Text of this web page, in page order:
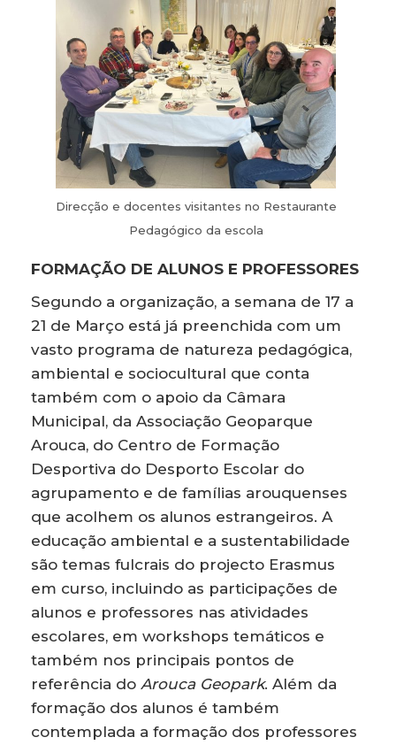
Direcção e docentes visitantes no Restaurante
Pedagógico da escola
FORMAÇÃO DE ALUNOS E PROFESSORES
Segundo a organização, a semana de 17 a
21 de Março está já preenchida com um
vasto programa de natureza pedagógica,
ambiental e sociocultural que conta
também com o apoio da Câmara
Municipal, da Associação Geoparque
Arouca, do Centro de Formação
Desportiva do Desporto Escolar do
agrupamento e de famílias arouquenses
que acolhem os alunos estrangeiros. A
educação ambiental e a sustentabilidade
são temas fulcrais do projecto Erasmus
em curso, incluindo as participações de
alunos e professores nas atividades
escolares, em workshops temáticos e
também nos principais pontos de
referência do Arouca Geopark. Além da
formação dos alunos é também
contemplada a formação dos professores